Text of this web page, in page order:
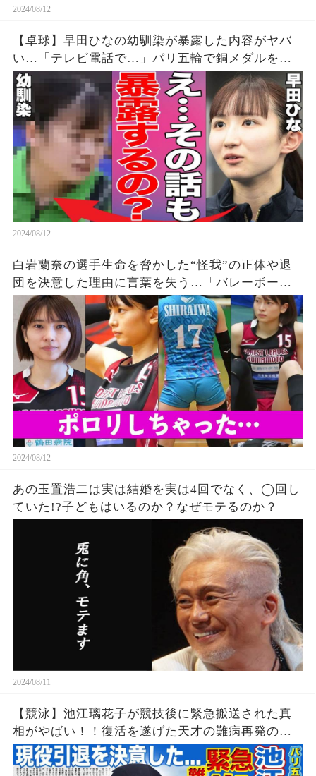
2024/08/12
【卓球】早田ひなの幼馴染が暴露した内容がヤバ
い…「テレビ電話で…」パリ五輪で銅メダルを獲
得した早田選手の幼少期からの親友が明かす衝撃
の事実に驚きを隠せない…【パリオリンピック/女
子シングルス】
2024/08/12
白岩蘭奈の選手生命を脅かした“怪我”の正体や退
団を決意した理由に言葉を失う…「バレーボー
ル」で活躍する選手の“熱愛”の真相に驚きを隠せ
ない…
2024/08/12
あの玉置浩二は実は結婚を実は4回でなく、◯回し
ていた!?子どもはいるのか？なぜモテるのか？
2024/08/11
【競泳】池江璃花子が競技後に緊急搬送された真
相がやばい！！復活を遂げた天才の難病再発の可
能性...引退を決意したパリ五輪でのある出来事に一
同驚愕！！美人女子アスリートの彼氏の正体と